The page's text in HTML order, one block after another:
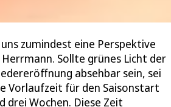
zumindest eine Perspektive
Sollte grünes Licht der
absehbar sein, sei
Vorlaufzeit für den Saisonstart
drei Wochen. Diese Zeit